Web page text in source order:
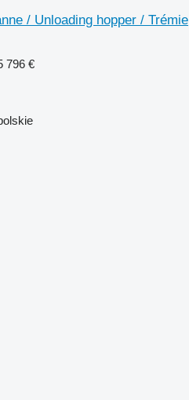
/ Unloading hopper / Trémie
796 €